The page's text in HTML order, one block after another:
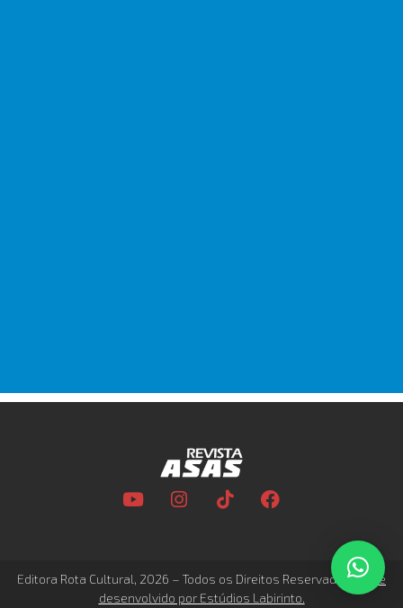
Editora Rota Cultural, 2026 – Todos os Direitos Reservados –Site
desenvolvido por Estúdios Labirinto.